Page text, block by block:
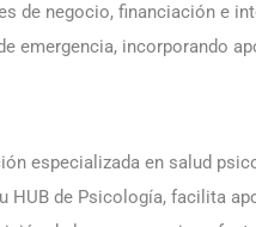
de negocio, financiación e
emergencia, incorporando
especializada en salud
HUB de Psicología, facilita